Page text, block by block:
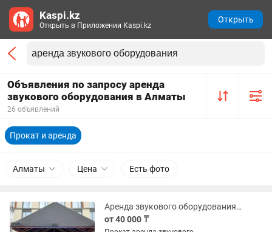
Объявления по запросу аренда
звукового оборудования в Алматы
26 объявлений
Прокат и аренда
Алматы Цена Есть фото
Аренда звукового оборудования, колонки
от 40 000 ₸
Kaspi.kz
Открыть в Приложении Kaspi.kz
Открыть